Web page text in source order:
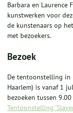
Barbara en Laurence
kunstwerken voor
de kunstenaars op
met bezoekers.
Bezoek
De tentoonstelling in
Haarlem) is vanaf 1
bezoeken tussen
Tentoonstelling